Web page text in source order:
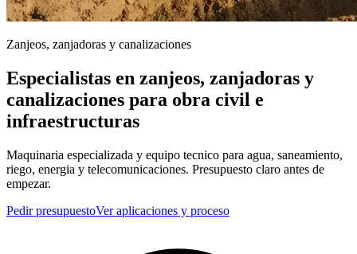
Zanjeos, zanjadoras y canalizaciones
Especialistas en zanjeos, zanjadoras y
canalizaciones para obra civil e
infraestructuras
Maquinaria especializada y equipo tecnico para agua, saneamiento,
riego, energia y telecomunicaciones. Presupuesto claro antes de
empezar.
Pedir presupuestoVer aplicaciones y proceso